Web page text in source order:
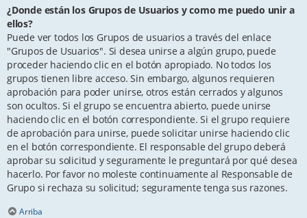
¿Donde están los Grupos de Usuarios y como me puedo unir a
ellos?
Puede ver todos los Grupos de usuarios a través del enlace
"Grupos de Usuarios". Si desea unirse a algún grupo, puede
proceder haciendo clic en el botón apropiado. No todos los
grupos tienen libre acceso. Sin embargo, algunos requieren
aprobación para poder unirse, otros están cerrados y algunos
son ocultos. Si el grupo se encuentra abierto, puede unirse
haciendo clic en el botón correspondiente. Si el grupo requiere
de aprobación para unirse, puede solicitar unirse haciendo clic
en el botón correspondiente. El responsable del grupo deberá
aprobar su solicitud y seguramente le preguntará por qué desea
hacerlo. Por favor no moleste continuamente al Responsable de
Grupo si rechaza su solicitud; seguramente tenga sus razones.
Arriba